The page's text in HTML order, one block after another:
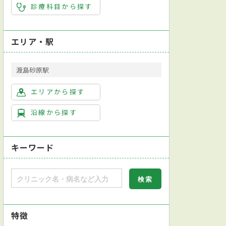
診療科目から探す
エリア・駅
渡島砂原駅
エリアから探す
沿線から探す
キーワード
特徴